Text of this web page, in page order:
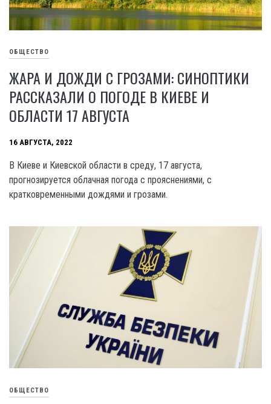
ОБЩЕСТВО
ЖАРА И ДОЖДИ С ГРОЗАМИ: СИНОПТИКИ
РАССКАЗАЛИ О ПОГОДЕ В КИЕВЕ И
ОБЛАСТИ 17 АВГУСТА
16 АВГУСТА, 2022
В Киеве и Киевской области в среду, 17 августа,
прогнозируется облачная погода с прояснениями, с
кратковременными дождями и грозами.
ОБЩЕСТВО